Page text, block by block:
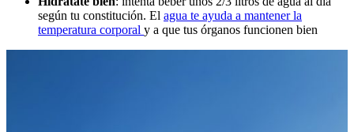
según tu constitución. El agua te ayuda a mantener la
temperatura corporal y a que tus órganos funcionen bien